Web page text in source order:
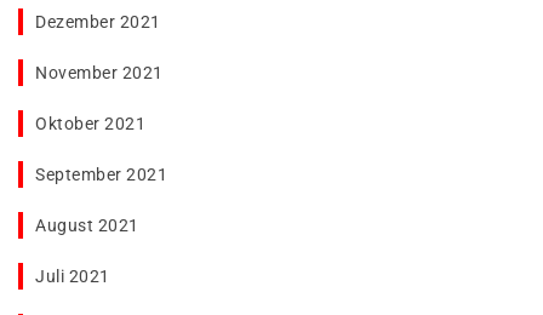
Dezember 2021
November 2021
Oktober 2021
September 2021
August 2021
Juli 2021